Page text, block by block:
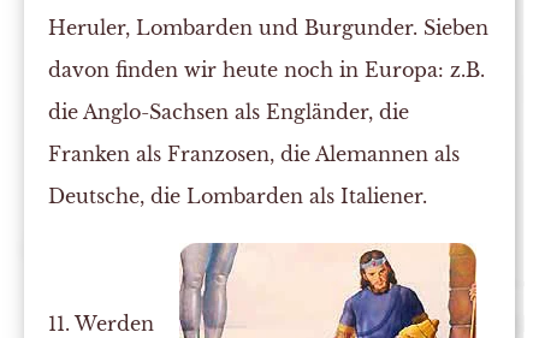
Heruler, Lombarden und Burgunder. Sieben
davon finden wir heute noch in Europa: z.B.
die Anglo-Sachsen als Engländer, die
Franken als Franzosen, die Alemannen als
Deutsche, die Lombarden als Italiener.
11. Werden